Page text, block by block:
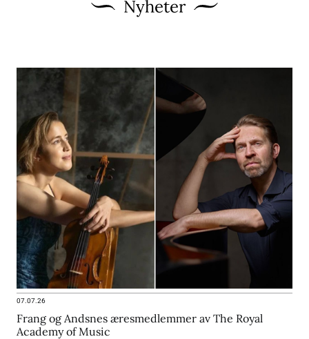
Nyheter
07.07.26
Frang og Andsnes æresmedlemmer av The Royal
Academy of Music